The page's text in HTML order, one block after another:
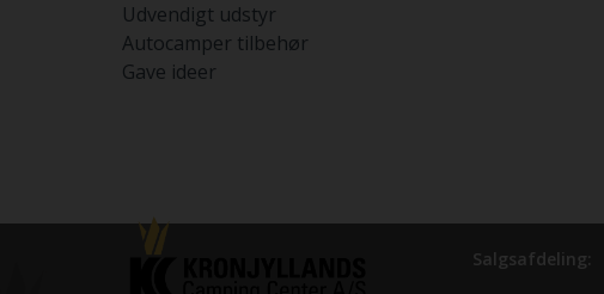
Udvendigt udstyr
Autocamper tilbehør
Gave ideer
Salgsafdeling: